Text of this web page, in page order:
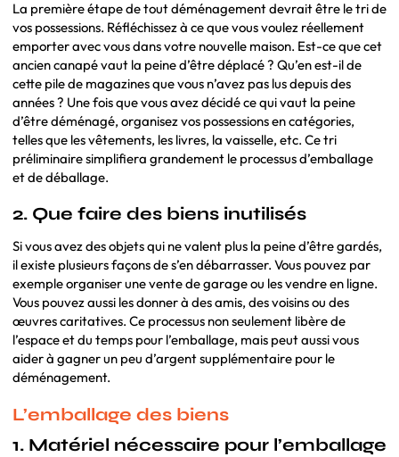
La première étape de tout déménagement devrait être le tri de
vos possessions. Réfléchissez à ce que vous voulez réellement
emporter avec vous dans votre nouvelle maison. Est-ce que cet
ancien canapé vaut la peine d’être déplacé ? Qu’en est-il de
cette pile de magazines que vous n’avez pas lus depuis des
années ? Une fois que vous avez décidé ce qui vaut la peine
d’être déménagé, organisez vos possessions en catégories,
telles que les vêtements, les livres, la vaisselle, etc. Ce tri
préliminaire simplifiera grandement le processus d’emballage
et de déballage.
2. Que faire des biens inutilisés
Si vous avez des objets qui ne valent plus la peine d’être gardés,
il existe plusieurs façons de s’en débarrasser. Vous pouvez par
exemple organiser une vente de garage ou les vendre en ligne.
Vous pouvez aussi les donner à des amis, des voisins ou des
œuvres caritatives. Ce processus non seulement libère de
l’espace et du temps pour l’emballage, mais peut aussi vous
aider à gagner un peu d’argent supplémentaire pour le
déménagement.
L’emballage des biens
1. Matériel nécessaire pour l’emballage